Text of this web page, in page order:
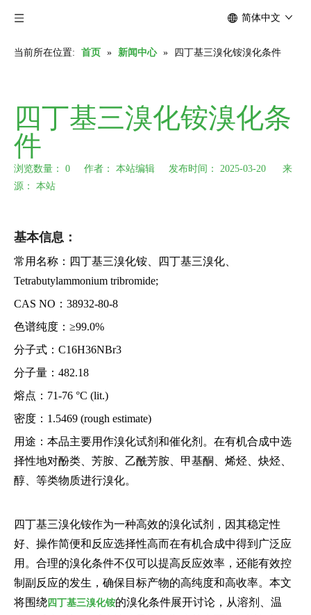
简体中文
当前所在位置: 首页 » 新闻中心 » 四丁基三溴化铵溴化条件
四丁基三溴化铵溴化条
件
浏览数量： 0 作者： 本站编辑 发布时间： 2025-03-20 来
源： 本站
基本信息：
常用名称：四丁基三溴化铵、四丁基三溴化、
Tetrabutylammonium tribromide;
CAS NO：38932-80-8
色谱纯度：≥99.0%
分子式：C16H36NBr3
分子量：482.18
熔点：71-76 °C (lit.)
密度：1.5469 (rough estimate)
用途：本品主要用作溴化试剂和催化剂。在有机合成中选
择性地对酚类、芳胺、乙酰芳胺、甲基酮、烯烃、炔烃、
醇、等类物质进行溴化。
四丁基三溴化铵作为一种高效的溴化试剂，因其稳定性
好、操作简便和反应选择性高而在有机合成中得到广泛应
用。合理的溴化条件不仅可以提高反应效率，还能有效控
制副反应的发生，确保目标产物的高纯度和高收率。本文
将围绕 四丁基三溴化铵的溴化条件展开讨论，从溶剂、温